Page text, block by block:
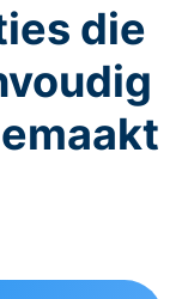
die